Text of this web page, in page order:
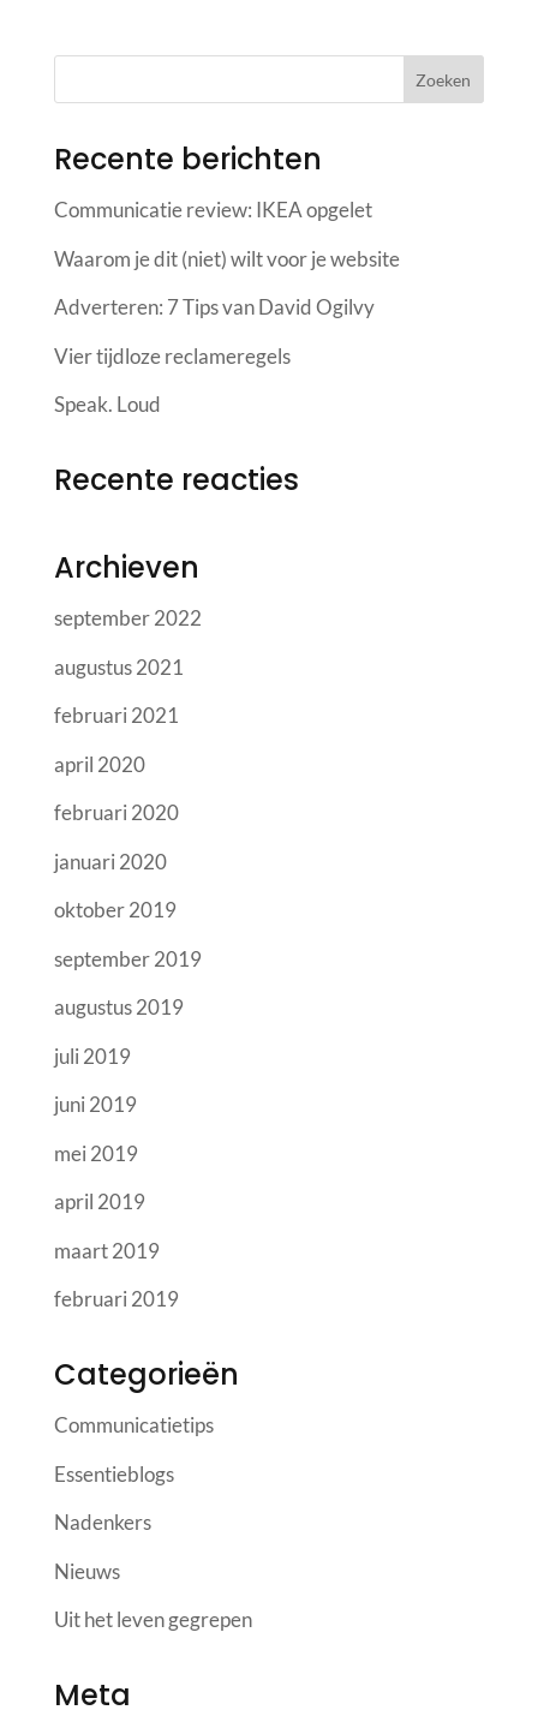
Recente berichten
Communicatie review: IKEA opgelet
Waarom je dit (niet) wilt voor je website
Adverteren: 7 Tips van David Ogilvy
Vier tijdloze reclameregels
Speak. Loud
Recente reacties
Archieven
september 2022
augustus 2021
februari 2021
april 2020
februari 2020
januari 2020
oktober 2019
september 2019
augustus 2019
juli 2019
juni 2019
mei 2019
april 2019
maart 2019
februari 2019
Categorieën
Communicatietips
Essentieblogs
Nadenkers
Nieuws
Uit het leven gegrepen
Meta